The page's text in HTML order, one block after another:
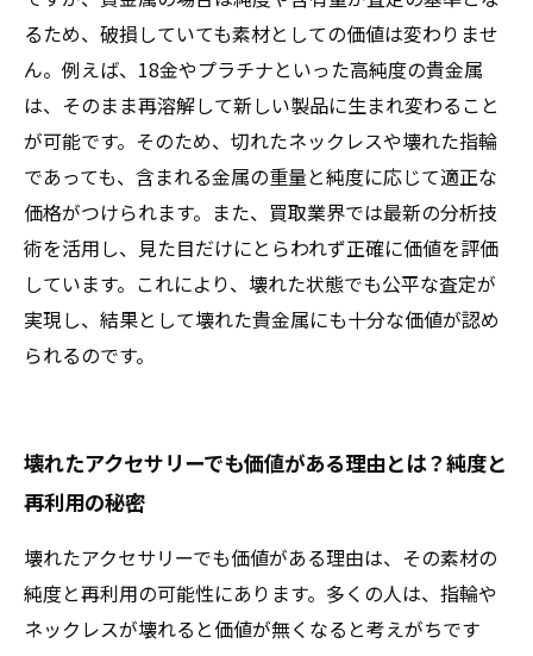
付く理由を徹底解説
るため、破損していても素材としての価値は変わりませ
ん。例えば、18金やプラチナといった高純度の貴金属
は、そのまま再溶解して新しい製品に生まれ変わること
が可能です。そのため、切れたネックレスや壊れた指輪
であっても、含まれる金属の重量と純度に応じて適正な
価格がつけられます。また、買取業界では最新の分析技
術を活用し、見た目だけにとらわれず正確に価値を評価
しています。これにより、壊れた状態でも公平な査定が
実現し、結果として壊れた貴金属にも十分な価値が認め
られるのです。
壊れたアクセサリーでも価値がある理由とは？純度と
再利用の秘密
壊れたアクセサリーでも価値がある理由は、その素材の
純度と再利用の可能性にあります。多くの人は、指輪や
ネックレスが壊れると価値が無くなると考えがちです